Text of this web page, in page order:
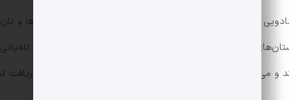
است. آن‌ها آثاری چون سیلماریل‌ها، آینه گالادریل، پالانتیرها و نان
تالکین ایفا می‌کنند. الف‌ها همچنین دارای نوعی توانایی